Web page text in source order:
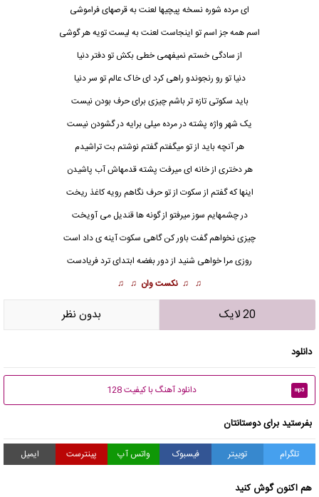
ای مرده شوره نسخه پیچیها لعنت به قرصهای فراموشی
اسم همه جز اسم تو اینجاست لعنت به لیست تویه هر گوشی
از سادگی خستم نمیفهمی خطی بکش تو دفتر دنیا
دنیا تو رو رنجوندو راهی کرد ای خاک عالم تو سر دنیا
باید سکوتی تازه تر باشم چیزی برای حرف بودن نیست
یک شهر واژه پشته در مرده میلی برایه در گشودن نیست
هر آنچه باید از تو میگفتم گفتم نوشتم بت تراشیدم
هر دختری از خانه ای میرفت پشته قدمهاش آب پاشیدن
اینها که گفتم از سکوت از تو حرف نگاهم رویه کاغذ ریخت
در چشمهایم سوز میرفتو از گونه ها قندیل می آویخت
چیزی نخواهم گفت باور کن گاهی سکوت آینه ی داد است
روزی مرا خواهی شنید از دور بغضه ابتدای ترد فریادست
♫ ♫ نکست وان ♫ ♫
20 لایک بدون نظر
دانلود
mp3 دانلود آهنگ با کیفیت 128
بفرستید برای دوستانتان
تلگرام توییتر فیسبوک واتس آپ پینترست ایمیل
هم اکنون گوش کنید